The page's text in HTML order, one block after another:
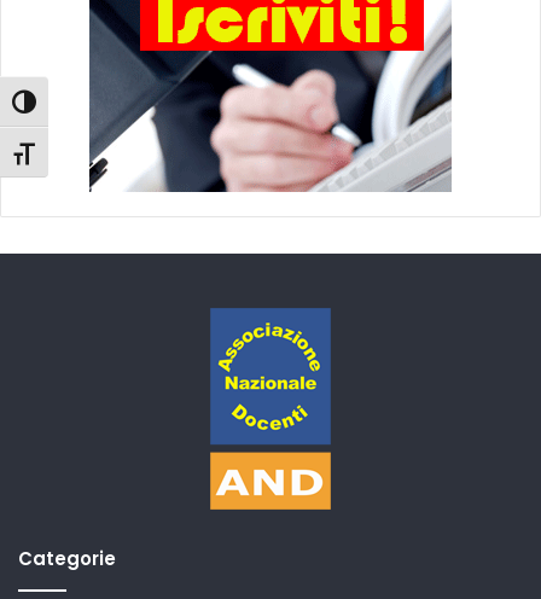
Attiva/disattiva alto contrasto
Attiva/disattiva dimensione testo
Categorie